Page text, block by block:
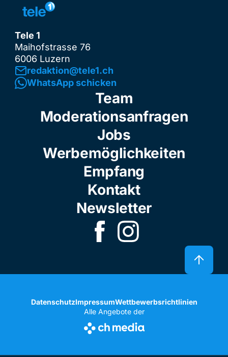
Tele 1
Maihofstrasse 76
6006 Luzern
redaktion@tele1.ch
WhatsApp schicken
Team
Moderationsanfragen
Jobs
Werbemöglichkeiten
Empfang
Kontakt
Newsletter
DatenschutzImpressumWettbewerbsrichtlinien
Alle Angebote der